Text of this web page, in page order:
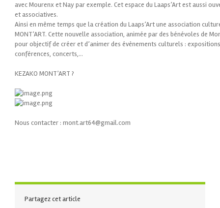
avec Mourenx et Nay par exemple. Cet espace du Laaps’Art est aussi
et associatives.
Ainsi en même temps que la création du Laaps’Art une association
MONT’ART. Cette nouvelle association, animée par des bénévoles de
pour objectif de créer et d’animer des évènements culturels :
conférences, concerts,…
KEZAKO MONT’ART ?
Nous contacter : mont.art64@gmail.com
Partagez cet article